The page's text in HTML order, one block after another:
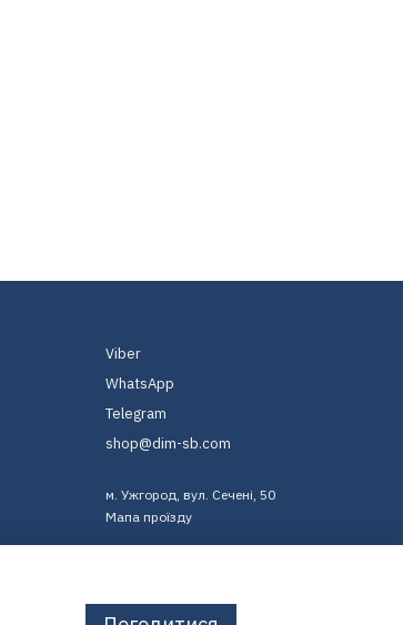
Viber
WhatsApp
Telegram
shop@dim-sb.com
м. Ужгород, вул. Сечені, 50
Мапа проїзду